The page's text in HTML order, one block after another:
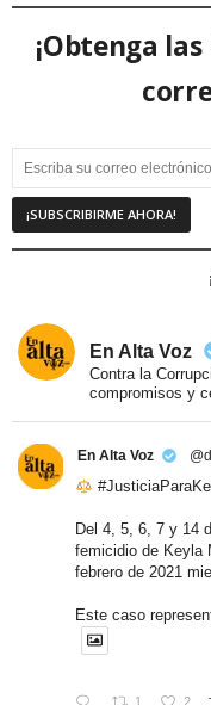
¡Obtenga
En Alta Voz
Contra la
compromisos y
En Alta Voz
Del 4, 5, 6, 7 y 14
femicidio de Keyla
febrero de 2021
Este caso
1 2